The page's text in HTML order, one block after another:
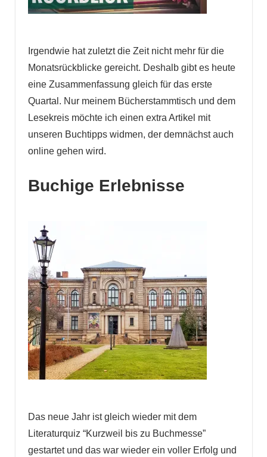
Irgendwie hat zuletzt die Zeit nicht mehr für die
Monatsrückblicke gereicht. Deshalb gibt es heute
eine Zusammenfassung gleich für das erste
Quartal. Nur meinem Bücherstammtisch und dem
Lesekreis möchte ich einen extra Artikel mit
unseren Buchtipps widmen, der demnächst auch
online gehen wird.
Buchige Erlebnisse
Das neue Jahr ist gleich wieder mit dem
Literaturquiz “Kurzweil bis zu Buchmesse”
gestartet und das war wieder ein voller Erfolg und